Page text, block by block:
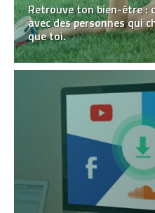
Retrouve ton bien-être :
avec des personnes qui
que toi.